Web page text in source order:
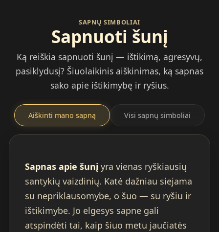
SAPNŲ SIMBOLIAI
Sapnuoti šunį
Ką reiškia sapnuoti šunį — ištikimą, agresyvų,
pasiklydusį? Šiuolaikinis aiškinimas, ką sapnas
sako apie ištikimybę ir ryšius.
Aiškinti mano sapną Visi sapnų simboliai
Sapnas apie šunį yra vienas ryškiausių
santykių vaizdinių. Katė dažniau siejama
su nepriklausomybe, o šuo — su ryšiu ir
ištikimybe. Jo elgesys sapne gali
atspindėti tai, kaip šiuo metu jaučiatės